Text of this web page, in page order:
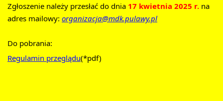
Zgłoszenie należy przesłać do dnia 17 kwietnia 2025 r. na
adres mailowy: organizacja@mdk.pulawy.pl
Do pobrania:
Regulamin przeglądu(*pdf)